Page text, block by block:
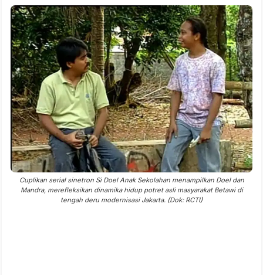
Cuplikan serial sinetron Si Doel Anak Sekolahan menampilkan Doel dan
Mandra, merefleksikan dinamika hidup potret asli masyarakat Betawi di
tengah deru modernisasi Jakarta. (Dok: RCTI)